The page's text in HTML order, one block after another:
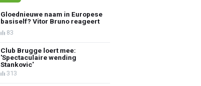
Gloednieuwe naam in Europese
basiself? Vitor Bruno reageert
83
Club Brugge loert mee:
'Spectaculaire wending
Stankovic'
313